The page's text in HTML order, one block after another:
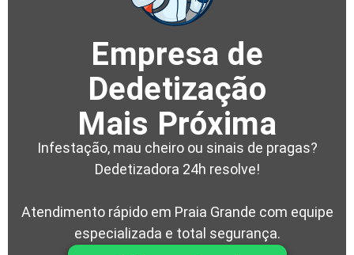
Empresa de
Dedetização
Mais Próxima
Infestação, mau cheiro ou sinais de pragas?
Dedetizadora 24h resolve!
Atendimento rápido em Praia Grande com equipe
especializada e total segurança.